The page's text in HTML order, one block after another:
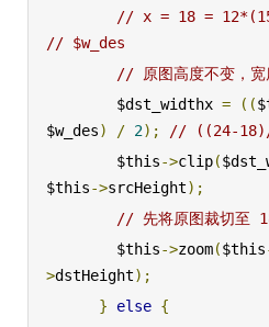
// x = 18 =
// $w_des
// 原图高度不变，宽
        $dst_widthx
= ((
$w_des) / 2);
// ((24-
        $this
->clip(
$this->srcHeight);
// 先将原图裁切至
        $this
->zoom($this
>dstHeight);
}
else {